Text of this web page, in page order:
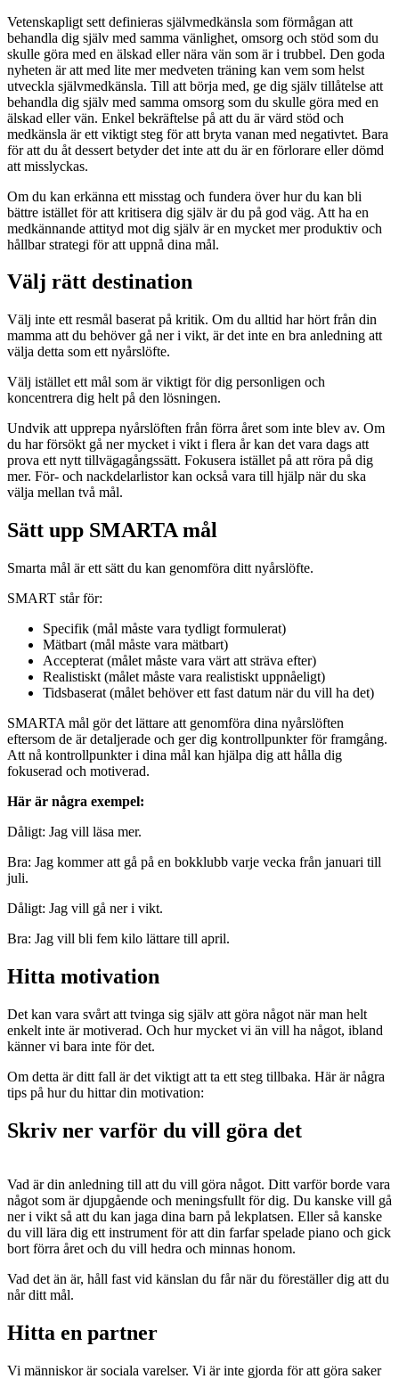
Vetenskapligt sett definieras självmedkänsla som förmågan att
behandla dig själv med samma vänlighet, omsorg och stöd som du
skulle göra med en älskad eller nära vän som är i trubbel. Den goda
nyheten är att med lite mer medveten träning kan vem som helst
utveckla självmedkänsla. Till att börja med, ge dig själv tillåtelse att
behandla dig själv med samma omsorg som du skulle göra med en
älskad eller vän. Enkel bekräftelse på att du är värd stöd och
medkänsla är ett viktigt steg för att bryta vanan med negativtet. Bara
för att du åt dessert betyder det inte att du är en förlorare eller dömd
att misslyckas.
Om du kan erkänna ett misstag och fundera över hur du kan bli
bättre istället för att kritisera dig själv är du på god väg. Att ha en
medkännande attityd mot dig själv är en mycket mer produktiv och
hållbar strategi för att uppnå dina mål.
Välj rätt destination
Välj inte ett resmål baserat på kritik. Om du alltid har hört från din
mamma att du behöver gå ner i vikt, är det inte en bra anledning att
välja detta som ett nyårslöfte.
Välj istället ett mål som är viktigt för dig personligen och
koncentrera dig helt på den lösningen.
Undvik att upprepa nyårslöften från förra året som inte blev av. Om
du har försökt gå ner mycket i vikt i flera år kan det vara dags att
prova ett nytt tillvägagångssätt. Fokusera istället på att röra på dig
mer. För- och nackdelarlistor kan också vara till hjälp när du ska
välja mellan två mål.
Sätt upp SMARTA mål
Smarta mål är ett sätt du kan genomföra ditt nyårslöfte.
SMART står för:
Specifik (mål måste vara tydligt formulerat)
Mätbart (mål måste vara mätbart)
Accepterat (målet måste vara värt att sträva efter)
Realistiskt (målet måste vara realistiskt uppnåeligt)
Tidsbaserat (målet behöver ett fast datum när du vill ha det)
SMARTA mål gör det lättare att genomföra dina nyårslöften
eftersom de är detaljerade och ger dig kontrollpunkter för framgång.
Att nå kontrollpunkter i dina mål kan hjälpa dig att hålla dig
fokuserad och motiverad.
Här är några exempel:
Dåligt: Jag vill läsa mer.
Bra: Jag kommer att gå på en bokklubb varje vecka från januari till
juli.
Dåligt: Jag vill gå ner i vikt.
Bra: Jag vill bli fem kilo lättare till april.
Hitta motivation
Det kan vara svårt att tvinga sig själv att göra något när man helt
enkelt inte är motiverad. Och hur mycket vi än vill ha något, ibland
känner vi bara inte för det.
Om detta är ditt fall är det viktigt att ta ett steg tillbaka. Här är några
tips på hur du hittar din motivation:
Skriv ner varför du vill göra det
Vad är din anledning till att du vill göra något. Ditt varför borde vara
något som är djupgående och meningsfullt för dig. Du kanske vill gå
ner i vikt så att du kan jaga dina barn på lekplatsen. Eller så kanske
du vill lära dig ett instrument för att din farfar spelade piano och gick
bort förra året och du vill hedra och minnas honom.
Vad det än är, håll fast vid känslan du får när du föreställer dig att du
når ditt mål.
Hitta en partner
Vi människor är sociala varelser. Vi är inte gjorda för att göra saker